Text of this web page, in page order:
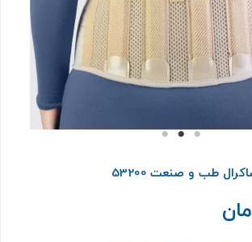
طب و صنعت 53200